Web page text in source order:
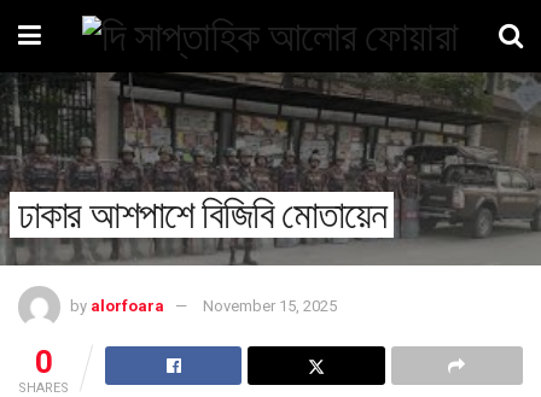
ঢাকার আশপাশে বিজিবি মোতায়েন
by alorfoara November 15, 2025
0
SHARES